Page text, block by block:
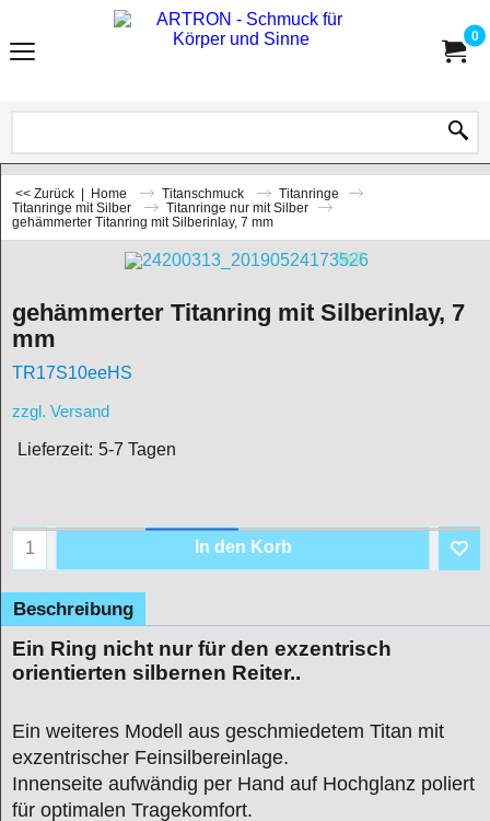
0
<< Zurück | Home Titanschmuck
Titanringe
Titanringe mit Silber
Titanringe nur mit Silber
gehämmerter Titanring mit Silberinlay, 7 mm
gehämmerter Titanring mit Silberinlay, 7
mm
TR17S10eeHS
zzgl. Versand
Lieferzeit: 5-7 Tagen
In den Korb
Beschreibung
Ein Ring nicht nur für den exzentrisch
orientierten silbernen Reiter..
Ein weiteres Modell aus geschmiedetem Titan mit
exzentrischer Feinsilbereinlage.
Innenseite aufwändig per Hand auf Hochglanz poliert
für optimalen Tragekomfort.